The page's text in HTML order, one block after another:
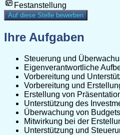
Festanstellung
Auf diese Stelle bewerben
Ihre Aufgaben
Steuerung und
Eigenverantwortliche
Vorbereitung und
Vorbereitung und
Erstellung von
Unterstützung des
Überwachung von
Mitwirkung bei der
Unterstützung und